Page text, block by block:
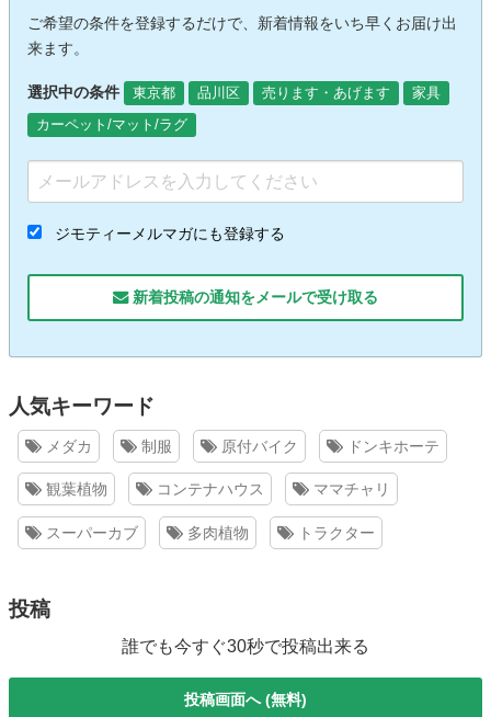
ご希望の条件を登録するだけで、新着情報をいち早くお届け出
来ます。
選択中の条件 東京都 品川区 売ります・あげます
家具
カーペット/マット/ラグ
ジモティーメルマガにも登録する
新着投稿の通知をメールで受け取る
人気キーワード
メダカ 制服 原付バイク ドンキホーテ
観葉植物 コンテナハウス ママチャリ
スーパーカブ 多肉植物 トラクター
投稿
誰でも今すぐ30秒で投稿出来る
投稿画面へ (無料)